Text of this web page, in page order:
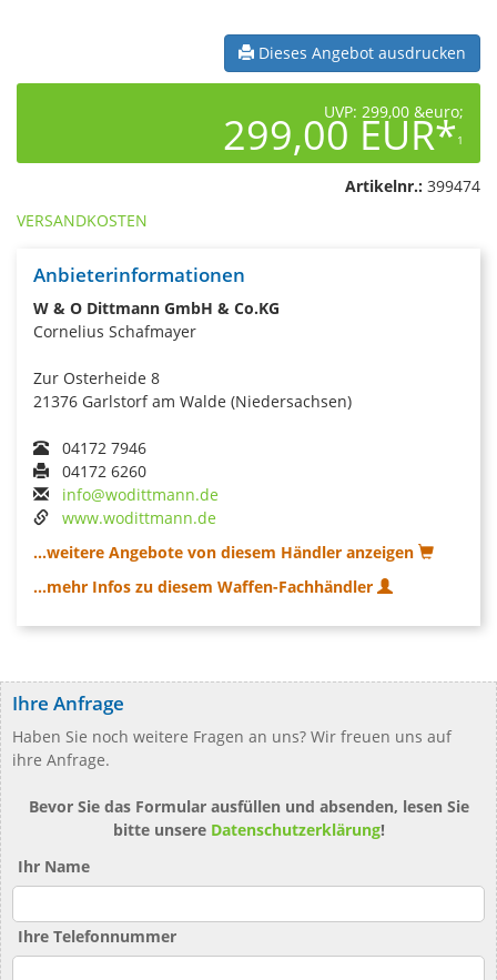
Dieses Angebot ausdrucken
UVP: 299,00 &euro;
299,00 EUR*1
Artikelnr.: 399474
VERSANDKOSTEN
Anbieterinformationen
W & O Dittmann GmbH & Co.KG
Cornelius Schafmayer
Zur Osterheide 8
21376 Garlstorf am Walde (Niedersachsen)
04172 7946
04172 6260
info@wodittmann.de
www.wodittmann.de
...weitere Angebote von diesem Händler anzeigen
...mehr Infos zu diesem Waffen-Fachhändler
Ihre Anfrage
Haben Sie noch weitere Fragen an uns? Wir freuen uns auf
ihre Anfrage.
Bevor Sie das Formular ausfüllen und absenden, lesen Sie
bitte unsere Datenschutzerklärung!
Ihr Name
Ihre Telefonnummer